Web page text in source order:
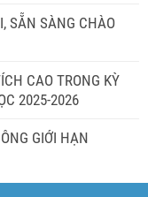
SẴN SÀNG CHÀO
CAO TRONG KỲ
2025-2026
GIỚI HẠN